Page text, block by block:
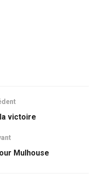
victoire
Mulhouse